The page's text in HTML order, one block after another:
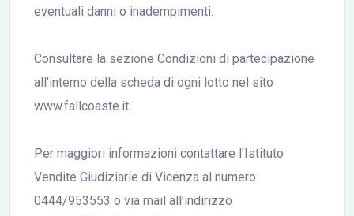
eventuali danni o inadempimenti.
Consultare la sezione Condizioni di partecipazione
all'interno della scheda di ogni lotto nel sito
www.fallcoaste.it.
Per maggiori informazioni contattare l'Istituto
Vendite Giudiziarie di Vicenza al numero
0444/953553 o via mail all'indirizzo